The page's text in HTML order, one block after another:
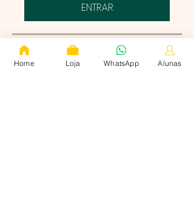
ENTRAR
Módulos
Home Loja WhatsApp Alunas